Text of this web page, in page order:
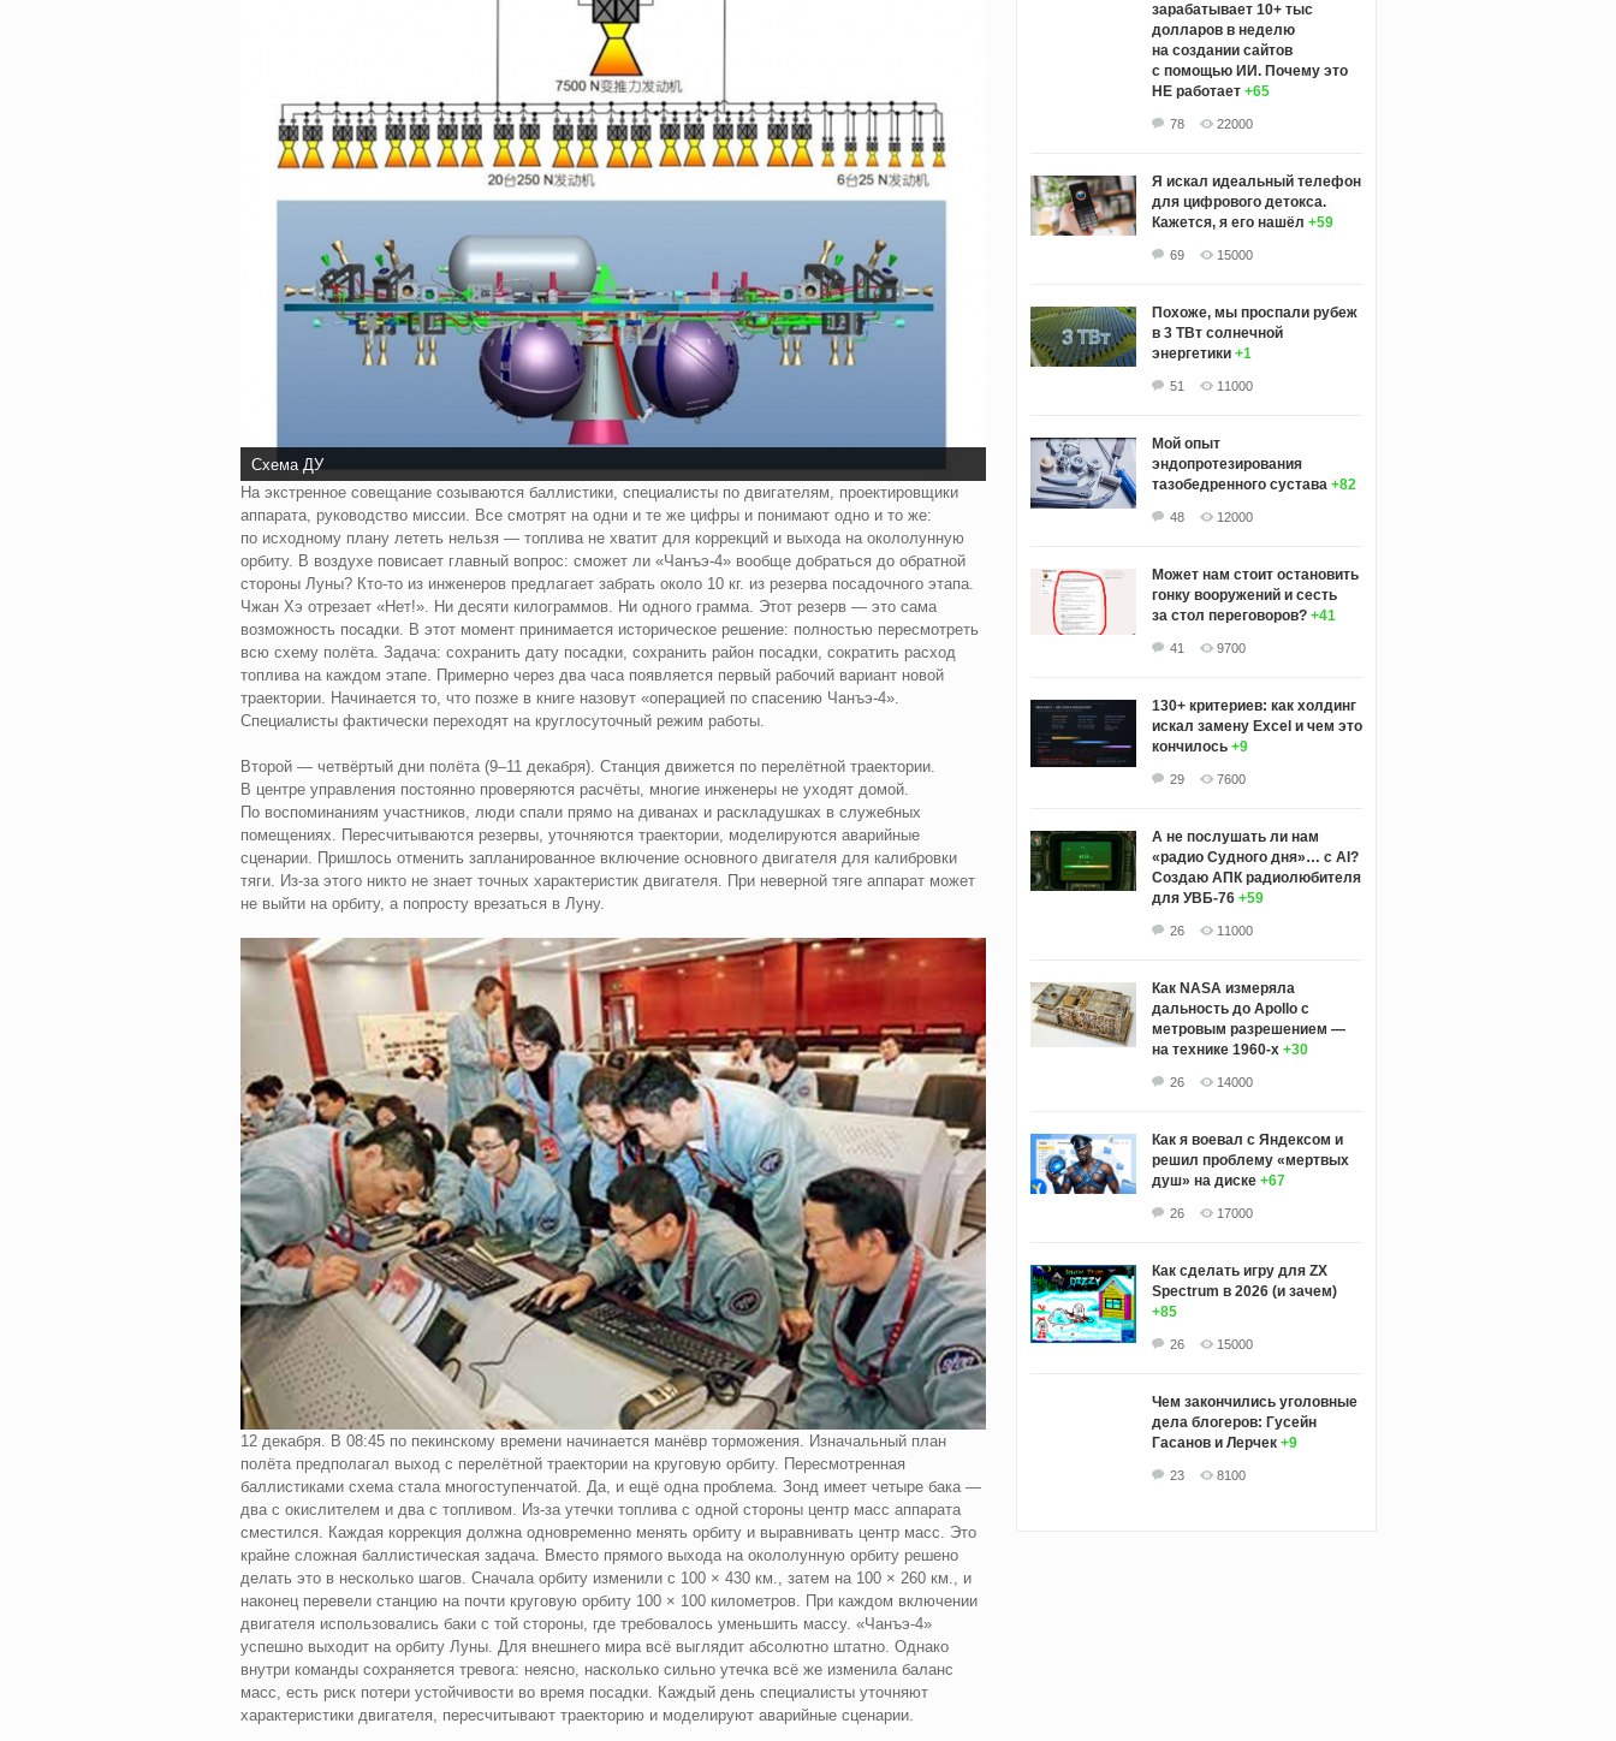
Схема ДУ
На экстренное совещание созываются баллистики, специалисты по двигателям, проектировщики
аппарата, руководство миссии. Все смотрят на одни и те же цифры и понимают одно и то же:
по исходному плану лететь нельзя — топлива не хватит для коррекций и выхода на окололунную
орбиту. В воздухе повисает главный вопрос: сможет ли «Чанъэ-4» вообще добраться до обратной
стороны Луны? Кто‑то из инженеров предлагает забрать около 10 кг. из резерва посадочного этапа.
Чжан Хэ отрезает «Нет!». Ни десяти килограммов. Ни одного грамма. Этот резерв — это сама
возможность посадки. В этот момент принимается историческое решение: полностью пересмотреть
всю схему полёта. Задача: сохранить дату посадки, сохранить район посадки, сократить расход
топлива на каждом этапе. Примерно через два часа появляется первый рабочий вариант новой
траектории. Начинается то, что позже в книге назовут «операцией по спасению Чанъэ-4».
Специалисты фактически переходят на круглосуточный режим работы.
Второй — четвёртый дни полёта (9–11 декабря). Станция движется по перелётной траектории.
В центре управления постоянно проверяются расчёты, многие инженеры не уходят домой.
По воспоминаниям участников, люди спали прямо на диванах и раскладушках в служебных
помещениях. Пересчитываются резервы, уточняются траектории, моделируются аварийные
сценарии. Пришлось отменить запланированное включение основного двигателя для калибровки
тяги. Из‑за этого никто не знает точных характеристик двигателя. При неверной тяге аппарат может
не выйти на орбиту, а попросту врезаться в Луну.
12 декабря. В 08:45 по пекинскому времени начинается манёвр торможения. Изначальный план
полёта предполагал выход с перелётной траектории на круговую орбиту. Пересмотренная
баллистиками схема стала многоступенчатой. Да, и ещё одна проблема. Зонд имеет четыре бака —
два с окислителем и два с топливом. Из‑за утечки топлива с одной стороны центр масс аппарата
сместился. Каждая коррекция должна одновременно менять орбиту и выравнивать центр масс. Это
крайне сложная баллистическая задача. Вместо прямого выхода на окололунную орбиту решено
делать это в несколько шагов. Сначала орбиту изменили с 100 × 430 км., затем на 100 × 260 км., и
наконец перевели станцию на почти круговую орбиту 100 × 100 километров. При каждом включении
двигателя использовались баки с той стороны, где требовалось уменьшить массу. «Чанъэ-4»
успешно выходит на орбиту Луны. Для внешнего мира всё выглядит абсолютно штатно. Однако
внутри команды сохраняется тревога: неясно, насколько сильно утечка всё же изменила баланс
масс, есть риск потери устойчивости во время посадки. Каждый день специалисты уточняют
характеристики двигателя, пересчитывают траекторию и моделируют аварийные сценарии.
зарабатывает 10+ тыс
долларов в неделю
на создании сайтов
с помощью ИИ. Почему это
НЕ работает +65
78 22000
Я искал идеальный телефон
для цифрового детокса.
Кажется, я его нашёл +59
69 15000
Похоже, мы проспали рубеж
в 3 ТВт солнечной
энергетики +1
51 11000
Мой опыт
эндопротезирования
тазобедренного сустава +82
48 12000
Может нам стоит остановить
гонку вооружений и сесть
за стол переговоров? +41
41 9700
130+ критериев: как холдинг
искал замену Excel и чем это
кончилось +9
29 7600
А не послушать ли нам
«радио Судного дня»… с AI?
Создаю АПК радиолюбителя
для УВБ-76 +59
26 11000
Как NASA измеряла
дальность до Apollo с
метровым разрешением —
на технике 1960-х +30
26 14000
Как я воевал с Яндексом и
решил проблему «мертвых
душ» на диске +67
26 17000
Как сделать игру для ZX
Spectrum в 2026 (и зачем)
+85
26 15000
Чем закончились уголовные
дела блогеров: Гусейн
Гасанов и Лерчек +9
23 8100